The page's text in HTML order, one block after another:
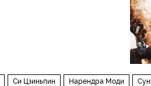
Си Цзиньпин Нарендра Моди